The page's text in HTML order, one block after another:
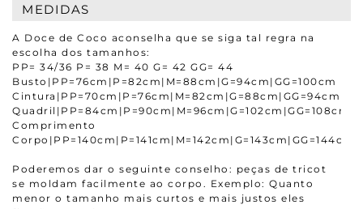
MEDIDAS
A Doce de Coco aconselha que se siga tal regra na
escolha dos tamanhos:
PP= 34/36 P= 38 M= 40 G= 42 GG= 44
Busto|PP=76cm|P=82cm|M=88cm|G=94cm|GG=100cm
Cintura|PP=70cm|P=76cm|M=82cm|G=88cm|GG=94cm
Quadril|PP=84cm|P=90cm|M=96cm|G=102cm|GG=108cm
Comprimento
Corpo|PP=140cm|P=141cm|M=142cm|G=143cm|GG=144cm
Poderemos dar o seguinte conselho: peças de tricot
se moldam facilmente ao corpo. Exemplo: Quanto
menor o tamanho mais curtos e mais justos eles